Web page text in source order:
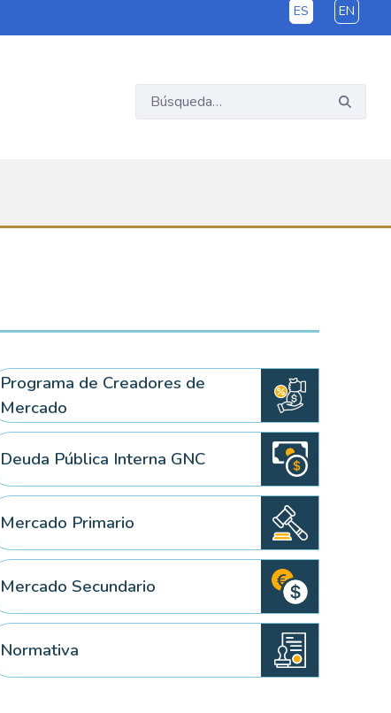
ES EN
Programa de Creadores de
Mercado
Deuda Pública Interna GNC
Mercado Primario
Mercado Secundario
Normativa